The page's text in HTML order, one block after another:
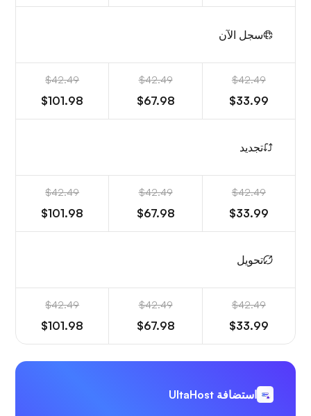
سجل الآن
$42.49
$33.99
$42.49
$67.98
$42.49
$101.98
تجديد
$42.49
$33.99
$42.49
$67.98
$42.49
$101.98
تحويل
$42.49
$33.99
$42.49
$67.98
$42.49
$101.98
استضافة UltaHost